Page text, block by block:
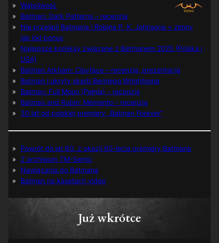
Wątpliwość
Batman: Dark Patterns – recenzja
Nie prześpij Batmana i Robina P. K. Johnsona + zimny
jak lód bonus
Najlepsze komiksy związane z Batmanem 2025 (Polska i
USA)
Batman Arkham: Clayface – recenzja, prezentacja
Batman i ukryty skarb Berniego Wrightsona
Batman: Full Moon (Pełnia) – recenzja
Batman and Robin: Memento – recenzja
30 lat od polskiej premiery „Batman Forever”
Powrót do lat 60. z okazji 60-lecia premiery Batmana
Z archiwum TM-Semic
Nawiązania do Batmana
Batman na kasetach video
Już wkrótce